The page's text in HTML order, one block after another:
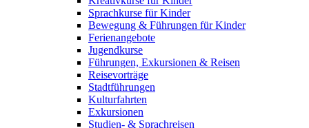
Sprachkurse für Kinder
Bewegung & Führungen für Kinder
Ferienangebote
Jugendkurse
Führungen, Exkursionen & Reisen
Reisevorträge
Stadtführungen
Kulturfahrten
Exkursionen
Studien- & Sprachreisen